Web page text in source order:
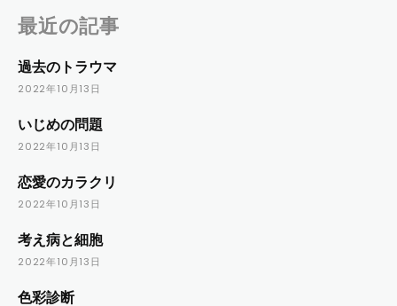
最近の記事
過去のトラウマ
2022年10月13日
いじめの問題
2022年10月13日
恋愛のカラクリ
2022年10月13日
考え病と細胞
2022年10月13日
色彩診断